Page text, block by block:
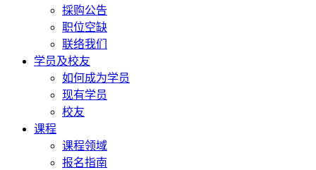
採购公告
职位空缺
联络我们
学员及校友
如何成为学员
现有学员
校友
课程
课程领域
报名指南